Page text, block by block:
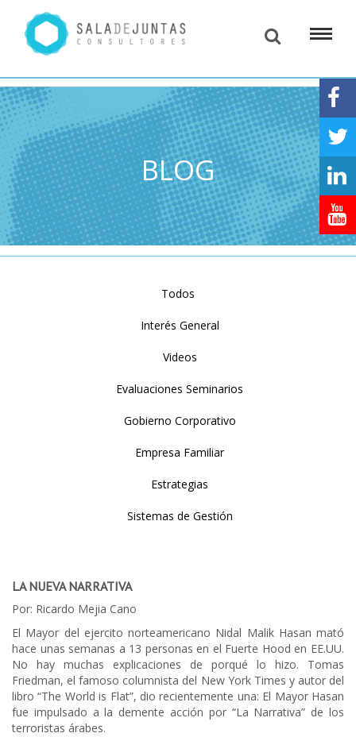
BLOG
Todos
Interés General
Videos
Evaluaciones Seminarios
Gobierno Corporativo
Empresa Familiar
Estrategias
Sistemas de Gestión
LA NUEVA NARRATIVA
Por: Ricardo Mejia Cano
El Mayor del ejercito norteamericano Nidal Malik Hasan mató
hace unas semanas a 13 personas en el Fuerte Hood en EE.UU.
No hay muchas explicaciones de porqué lo hizo. Tomas
Friedman, el famoso columnista del New York Times y autor del
libro “The World is Flat”, dio recientemente una: El Mayor Hasan
fue impulsado a la demente acción por “La Narrativa” de los
terroristas árabes.